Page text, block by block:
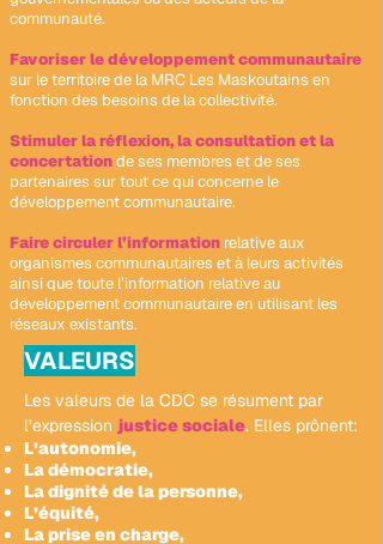
communauté.
Favoriser le développement communautaire
sur le territoire de la MRC Les Maskoutains en
fonction des besoins de la collectivité.
Stimuler la réflexion, la consultation et la
concertationde ses membres et de ses
partenaires sur tout ce qui concerne le
développement communautaire.
Faire circuler l’information relative aux
organismes communautaires et à leurs activités
ainsi que toute l’information relative au
développement communautaire en utilisant les
réseaux existants.
VALEURS
Les valeurs de la CDC se résument par
l’expression justice sociale. Elles prônent:
L’autonomie,
La démocratie,
La dignité de la personne,
L’équité,
La prise en charge,